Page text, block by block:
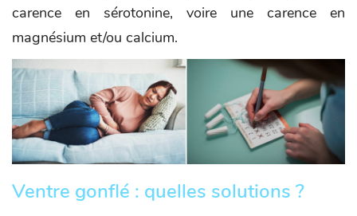
carence en sérotonine, voire une carence en
magnésium et/ou calcium.
Ventre gonflé : quelles solutions ?